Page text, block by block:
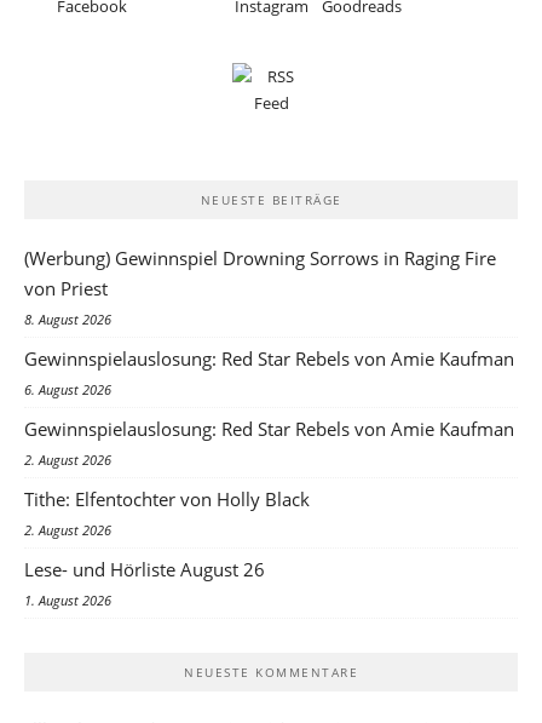
NEUESTE BEITRÄGE
(Werbung) Gewinnspiel Drowning Sorrows in Raging Fire
von Priest
8. August 2026
Gewinnspielauslosung: Red Star Rebels von Amie Kaufman
6. August 2026
Gewinnspielauslosung: Red Star Rebels von Amie Kaufman
2. August 2026
Tithe: Elfentochter von Holly Black
2. August 2026
Lese- und Hörliste August 26
1. August 2026
NEUESTE KOMMENTARE